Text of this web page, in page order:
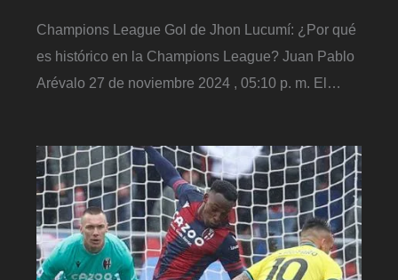
Champions League Gol de Jhon Lucumí: ¿Por qué
es histórico en la Champions League? Juan Pablo
Arévalo 27 de noviembre 2024 , 05:10 p. m. El…